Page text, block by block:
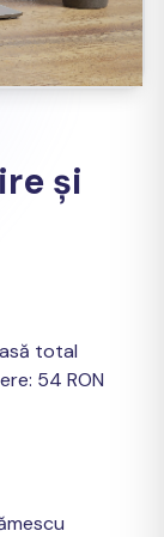
și
total
54 RON